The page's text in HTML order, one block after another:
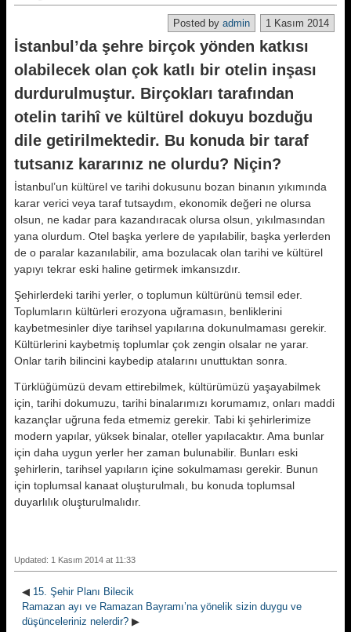
1 Kasım 2014
Posted by admin
İstanbul’da şehre birçok yönden katkısı
olabilecek olan çok katlı bir otelin inşası
durdurulmuştur. Birçokları tarafından
otelin tarihî ve kültürel dokuyu bozduğu
dile getirilmektedir. Bu konuda bir taraf
tutsanız kararınız ne olurdu? Niçin?
İstanbul’un kültürel ve tarihi dokusunu bozan binanın yıkımında
karar verici veya taraf tutsaydım, ekonomik değeri ne olursa
olsun, ne kadar para kazandıracak olursa olsun, yıkılmasından
yana olurdum. Otel başka yerlere de yapılabilir, başka yerlerden
de o paralar kazanılabilir, ama bozulacak olan tarihi ve kültürel
yapıyı tekrar eski haline getirmek imkansızdır.
Şehirlerdeki tarihi yerler, o toplumun kültürünü temsil eder.
Toplumların kültürleri erozyona uğramasın, benliklerini
kaybetmesinler diye tarihsel yapılarına dokunulmaması gerekir.
Kültürlerini kaybetmiş toplumlar çok zengin olsalar ne yarar.
Onlar tarih bilincini kaybedip atalarını unuttuktan sonra.
Türklüğümüzü devam ettirebilmek, kültürümüzü yaşayabilmek
için, tarihi dokumuzu, tarihi binalarımızı korumamız, onları maddi
kazançlar uğruna feda etmemiz gerekir. Tabi ki şehirlerimize
modern yapılar, yüksek binalar, oteller yapılacaktır. Ama bunlar
için daha uygun yerler her zaman bulunabilir. Bunları eski
şehirlerin, tarihsel yapıların içine sokulmaması gerekir. Bunun
için toplumsal kanaat oluşturulmalı, bu konuda toplumsal
duyarlılık oluşturulmalıdır.
Updated: 1 Kasım 2014 at 11:33
◀ 15. Şehir Planı Bilecik
Ramazan ayı ve Ramazan Bayramı’na yönelik sizin duygu ve
düşünceleriniz nelerdir? ▶